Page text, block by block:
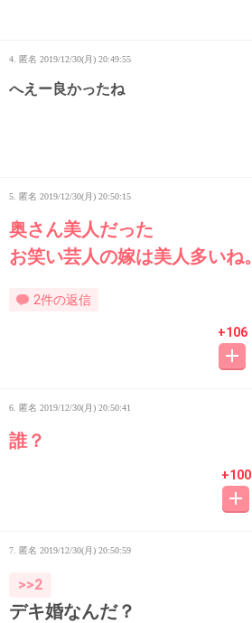
4. 匿名 2019/12/30(月) 20:49:55
へえー良かったね
5. 匿名 2019/12/30(月) 20:50:15
奥さん美人だった
お笑い芸人の嫁は美人多いね。
2件の返信
+106
6. 匿名 2019/12/30(月) 20:50:41
誰？
+100
7. 匿名 2019/12/30(月) 20:50:59
>>2
デキ婚なんだ？